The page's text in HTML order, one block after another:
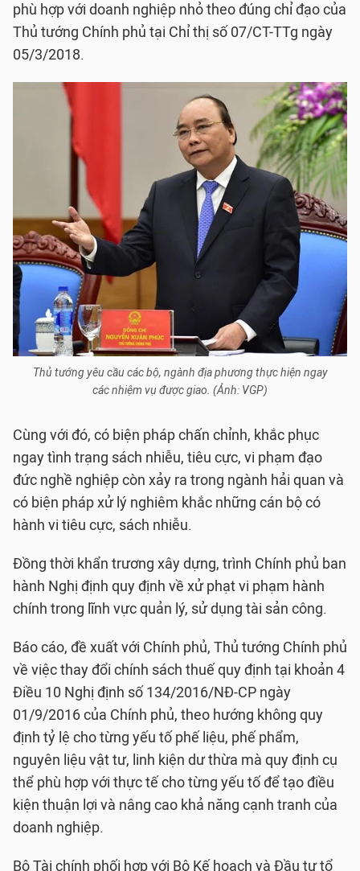
phù hợp với doanh nghiệp nhỏ theo đúng chỉ đạo của
Thủ tướng Chính phủ tại Chỉ thị số 07/CT-TTg ngày
05/3/2018.
Thủ tướng yêu cầu các bộ, ngành địa phương thực hiện ngay
các nhiệm vụ được giao. (Ảnh: VGP)
Cùng với đó, có biện pháp chấn chỉnh, khắc phục
ngay tình trạng sách nhiễu, tiêu cực, vi phạm đạo
đức nghề nghiệp còn xảy ra trong ngành hải quan và
có biện pháp xử lý nghiêm khắc những cán bộ có
hành vi tiêu cực, sách nhiễu.
Đồng thời khẩn trương xây dựng, trình Chính phủ ban
hành Nghị định quy định về xử phạt vi phạm hành
chính trong lĩnh vực quản lý, sử dụng tài sản công.
Báo cáo, đề xuất với Chính phủ, Thủ tướng Chính phủ
về việc thay đổi chính sách thuế quy định tại khoản 4
Điều 10 Nghị định số 134/2016/NĐ-CP ngày
01/9/2016 của Chính phủ, theo hướng không quy
định tỷ lệ cho từng yếu tố phế liệu, phế phẩm,
nguyên liệu vật tư, linh kiện dư thừa mà quy định cụ
thể phù hợp với thực tế cho từng yếu tố để tạo điều
kiện thuận lợi và nâng cao khả năng cạnh tranh của
doanh nghiệp.
Bộ Tài chính phối hợp với Bộ Kế hoạch và Đầu tư tổ